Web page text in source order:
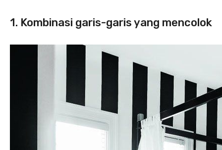
1. Kombinasi garis-garis yang mencolok